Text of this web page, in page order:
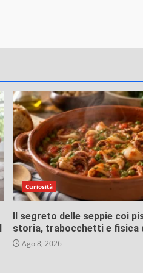
Curiosità
Il segreto delle seppie coi
storia, trabocchetti e fisica
Ago 8, 2026